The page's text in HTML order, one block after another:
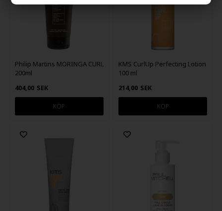
Philip Martins MORINGA CURL
200ml
404,00 SEK
KMS CurlUp Perfecting Lotion
100 ml
214,00 SEK